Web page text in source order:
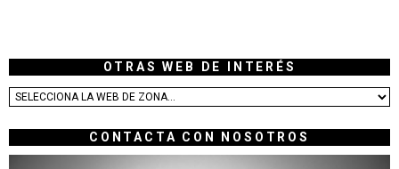
OTRAS WEB DE INTERÉS
CONTACTA CON NOSOTROS